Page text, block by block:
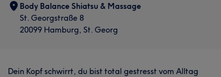
Body Balance Shiatsu & Massage
St. Georgstraße 8
20099 Hamburg, St. Georg
Dein Kopf schwirrt, du bist total gestresst vom Alltag